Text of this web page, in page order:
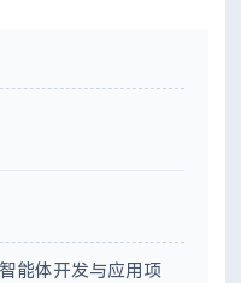
能体开发与应用项